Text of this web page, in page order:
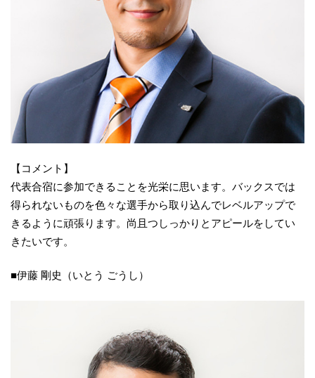
【コメント】
代表合宿に参加できることを光栄に思います。バックスでは
得られないものを色々な選手から取り込んでレベルアップで
きるように頑張ります。尚且つしっかりとアピールをしてい
きたいです。
■伊藤 剛史（いとう ごうし）